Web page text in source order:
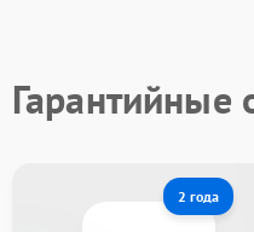
Гарантийные
2 года